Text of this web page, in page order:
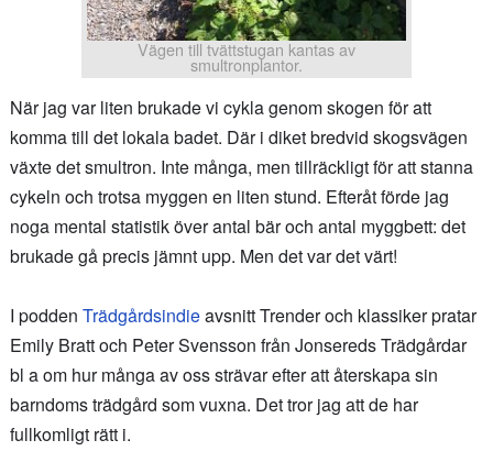
Vägen till tvättstugan kantas av
smultronplantor.
När jag var liten brukade vi cykla genom skogen för att
komma till det lokala badet. Där i diket bredvid skogsvägen
växte det smultron. Inte många, men tillräckligt för att stanna
cykeln och trotsa myggen en liten stund. Efteråt förde jag
noga mental statistik över antal bär och antal myggbett: det
brukade gå precis jämnt upp. Men det var det värt!
I podden Trädgårdsindieavsnitt Trender och klassiker pratar
Emily Bratt och Peter Svensson från Jonsereds Trädgårdar
bl a om hur många av oss strävar efter att återskapa sin
barndoms trädgård som vuxna. Det tror jag att de har
fullkomligt rätt i.